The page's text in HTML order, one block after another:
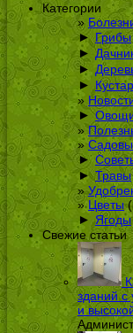
Категории
► Грибы
►
►
►
►
►
► Травы
Цветы
► Ягоды
Свежие статьи
зданий с
и